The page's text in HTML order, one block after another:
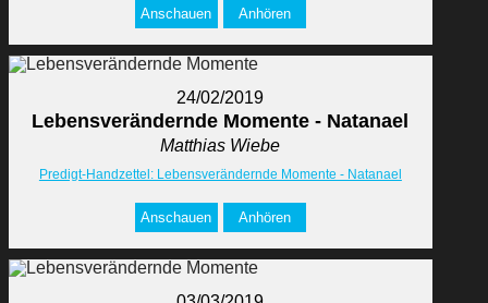
Anschauen Anhören
24/02/2019
Lebensverändernde Momente - Natanael
Matthias Wiebe
Predigt-Handzettel: Lebensverändernde Momente - Natanael
Anschauen Anhören